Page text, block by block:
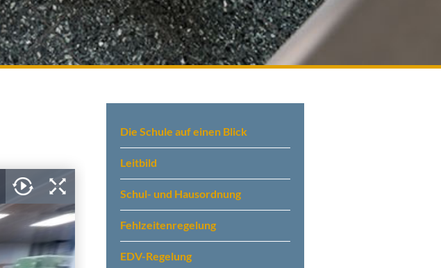
Die Schule auf einen Blick
Leitbild
Schul- und Hausordnung
Fehlzeitenregelung
EDV-Regelung